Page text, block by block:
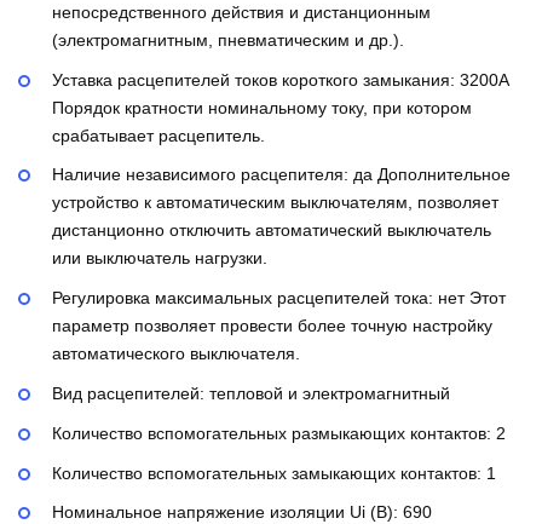
непосредственного действия и дистанционным
(электромагнитным, пневматическим и др.).
Уставка расцепителей токов короткого замыкания: 3200А
Порядок кратности номинальному току, при котором
срабатывает расцепитель.
Наличие независимого расцепителя: да Дополнительное
устройство к автоматическим выключателям, позволяет
дистанционно отключить автоматический выключатель
или выключатель нагрузки.
Регулировка максимальных расцепителей тока: нет Этот
параметр позволяет провести более точную настройку
автоматического выключателя.
Вид расцепителей: тепловой и электромагнитный
Количество вспомогательных размыкающих контактов: 2
Количество вспомогательных замыкающих контактов: 1
Номинальное напряжение изоляции Ui (В): 690